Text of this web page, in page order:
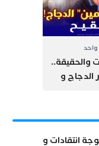
واحد
والحقيقة..
الدجاج و
انتقادات واسعة